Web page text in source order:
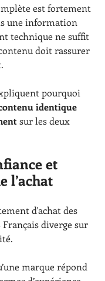
est fortement
une information
technique ne suffit
doit rassurer
pourquoi
identique
sur les deux
et
l’achat
d'achat des
diverge sur
marque répond